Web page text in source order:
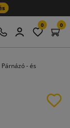
0 0
Párnázó - és